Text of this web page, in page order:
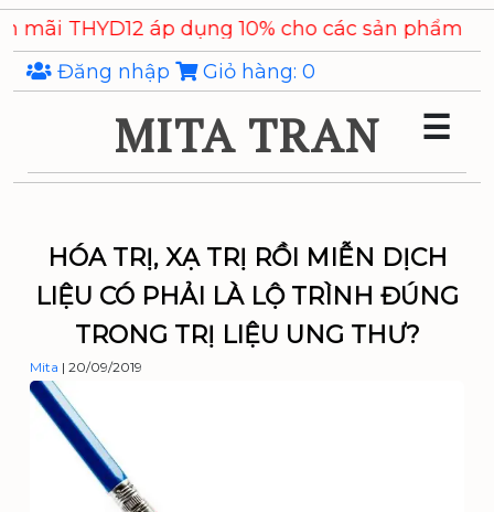
Skip
to
the
content
áp dụng 10% cho các sản phẩmChiết xuất Ý
Đăng nhập
Giỏ hàng: 0
MITA TRAN ☰
HÓA TRỊ, XẠ TRỊ RỒI MIỄN DỊCH
LIỆU CÓ PHẢI LÀ LỘ TRÌNH ĐÚNG
TRONG TRỊ LIỆU UNG THƯ?
Mita | 20/09/2019